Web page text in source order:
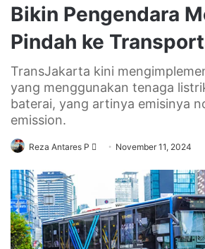
Bikin Pengendara
Pindah ke
TransJakarta kini
yang menggunakan tenaga
baterai, yang artinya emisinya
emission.
Reza Antares P
Send
email
November 11, 2024